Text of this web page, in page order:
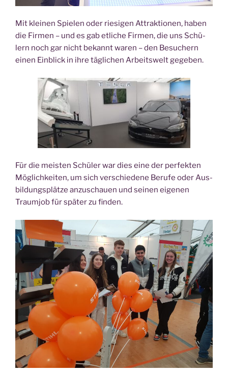
Mit klei­nen Spie­len oder rie­si­gen Attrak­tio­nen, haben
die Fir­men – und es gab etli­che Fir­men, die uns Schü­
lern noch gar nicht bekannt waren – den Besu­chern
einen Ein­blick in ihre täg­li­chen Arbeits­welt gegeben.
Für die meis­ten Schü­ler war dies eine der per­fek­ten
Mög­lich­kei­ten, um sich ver­schie­de­ne Beru­fe oder Aus­
bil­dungs­plät­ze anzu­schau­en und sei­nen eige­nen
Traum­job für spä­ter zu finden.